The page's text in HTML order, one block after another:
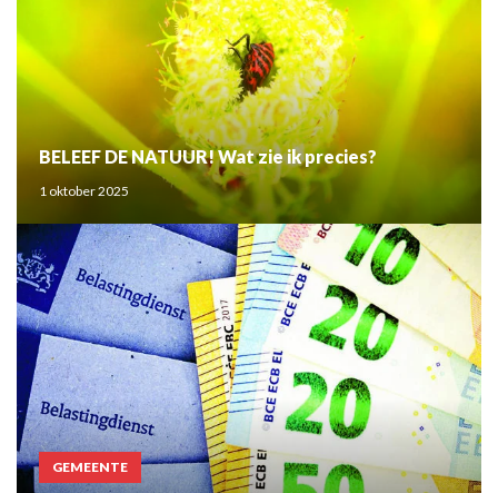
BELEEF DE NATUUR! Wat zie ik precies?
1 oktober 2025
GEMEENTE